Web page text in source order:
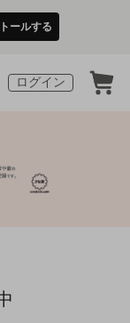
ールする
ログイン